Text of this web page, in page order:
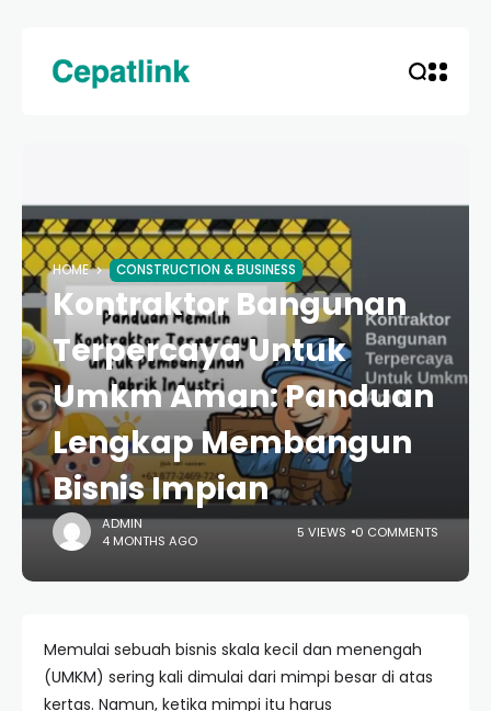
HOME CONSTRUCTION & BUSINESS
Kontraktor Bangunan
Terpercaya Untuk
Umkm Aman: Panduan
Lengkap Membangun
Bisnis Impian
ADMIN
4 MONTHS AGO
5 VIEWS 0 COMMENTS
Memulai sebuah bisnis skala kecil dan menengah
(UMKM) sering kali dimulai dari mimpi besar di atas
kertas. Namun, ketika mimpi itu harus